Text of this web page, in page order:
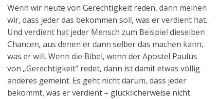
Wenn wir heute von Gerechtigkeit reden, dann meinen
wir, dass jeder das bekommen soll, was er verdient hat.
Und verdient hat jeder Mensch zum Beispiel dieselben
Chancen, aus denen er dann selber das machen kann,
was er will. Wenn die Bibel, wenn der Apostel Paulus
von „Gerechtigkeit“ redet, dann ist damit etwas völlig
anderes gemeint. Es geht nicht darum, dass jeder
bekommt, was er verdient – glücklicherweise nicht.